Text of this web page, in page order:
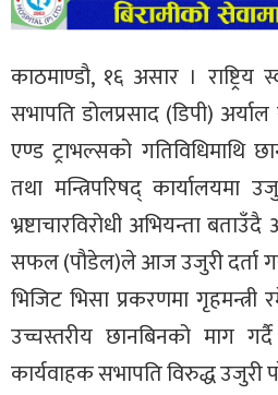
काठमाण्डौ, १६ असार । राष्ट्रिय
सभापति डोलप्रसाद (डिपी)
एण्ड ट्राभल्सको गतिविधिमाथि
तथा मन्त्रिपरिषद्
भ्रष्टाचारविरोधी अभियन्ता
सफल (पौडेल)ले आज उजुरी दर्ता
भिजिट भिसा प्रकरणमा
उच्चस्तरीय छानबिनको माग
कार्यवाहक सभापति विरुद्ध उजुरी